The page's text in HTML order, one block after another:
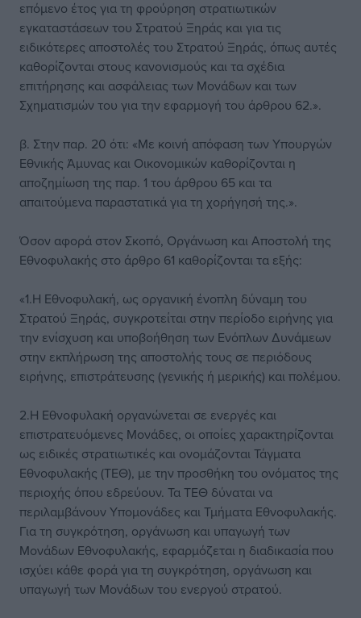
επόμενο έτος για τη φρούρηση στρατιωτικών
εγκαταστάσεων του Στρατού Ξηράς και για τις
ειδικότερες αποστολές του Στρατού Ξηράς, όπως αυτές
καθορίζονται στους κανονισμούς και τα σχέδια
επιτήρησης και ασφάλειας των Μονάδων και των
Σχηματισμών του για την εφαρμογή του άρθρου 62.».
β. Στην παρ. 20 ότι: «Με κοινή απόφαση των Υπουργών
Εθνικής Άμυνας και Οικονομικών καθορίζονται η
αποζημίωση της παρ. 1 του άρθρου 65 και τα
απαιτούμενα παραστατικά για τη χορήγησή της.».
Όσον αφορά στον Σκοπό, Οργάνωση και Αποστολή της
Εθνοφυλακής στο άρθρο 61 καθορίζονται τα εξής:
«1.H Εθνοφυλακή, ως οργανική ένοπλη δύναμη του
Στρατού Ξηράς, συγκροτείται στην περίοδο ειρήνης για
την ενίσχυση και υποβοήθηση των Ενόπλων Δυνάμεων
στην εκπλήρωση της αποστολής τους σε περιόδους
ειρήνης, επιστράτευσης (γενικής ή μερικής) και πολέμου.
2.Η Εθνοφυλακή οργανώνεται σε ενεργές και
επιστρατευόμενες Μονάδες, οι οποίες χαρακτηρίζονται
ως ειδικές στρατιωτικές και ονομάζονται Τάγματα
Εθνοφυλακής (ΤΕΘ), με την προσθήκη του ονόματος της
περιοχής όπου εδρεύουν. Τα ΤΕΘ δύναται να
περιλαμβάνουν Υπομονάδες και Τμήματα Εθνοφυλακής.
Για τη συγκρότηση, οργάνωση και υπαγωγή των
Μονάδων Εθνοφυλακής, εφαρμόζεται η διαδικασία που
ισχύει κάθε φορά για τη συγκρότηση, οργάνωση και
υπαγωγή των Μονάδων του ενεργού στρατού.